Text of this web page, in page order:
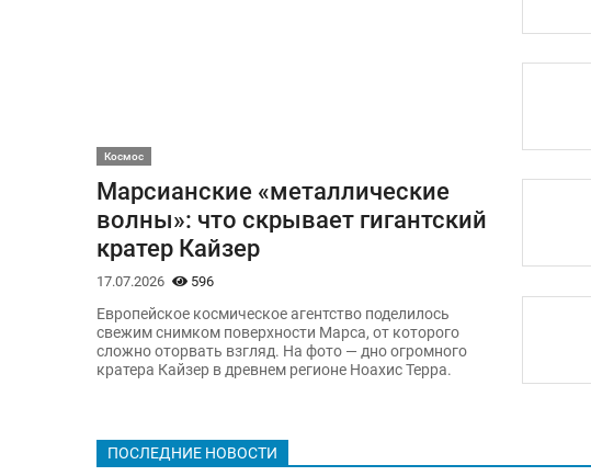
Космос
Марсианские «металлические
волны»: что скрывает гигантский
кратер Кайзер
17.07.2026 596
Европейское космическое агентство поделилось
свежим снимком поверхности Марса, от которого
сложно оторвать взгляд. На фото — дно огромного
кратера Кайзер в древнем регионе Ноахис Терра.
ПОСЛЕДНИЕ НОВОСТИ